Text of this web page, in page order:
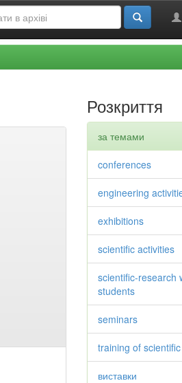
Розкриття
за темами
conferences
engineering
exhibitions
scientific activities
scientific-research
students
seminars
training of
виставки